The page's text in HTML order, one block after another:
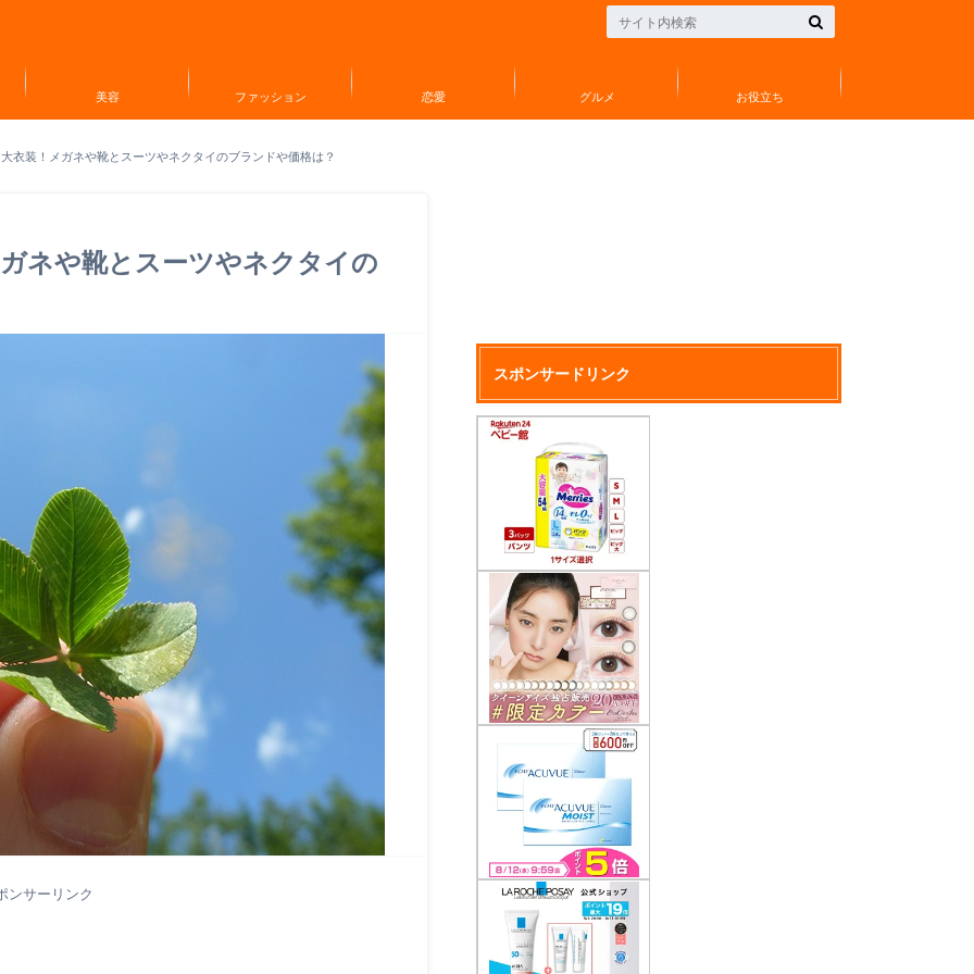
美容 ファッション 恋愛 グルメ お役立ち
衣装！メガネや靴とスーツやネクタイのブランドや価格は？
ネや靴とスーツやネクタイの
ンサーリンク
スポンサードリンク